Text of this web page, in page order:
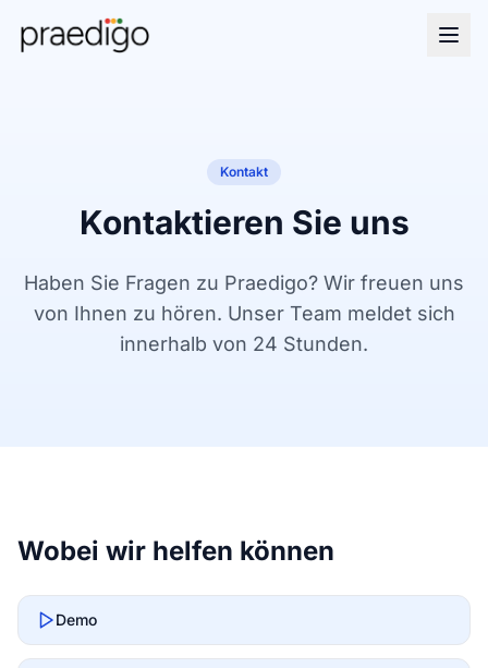
Kontakt
Kontaktieren Sie uns
Haben Sie Fragen zu Praedigo? Wir freuen uns
von Ihnen zu hören. Unser Team meldet sich
innerhalb von 24 Stunden.
Wobei wir helfen können
Demo